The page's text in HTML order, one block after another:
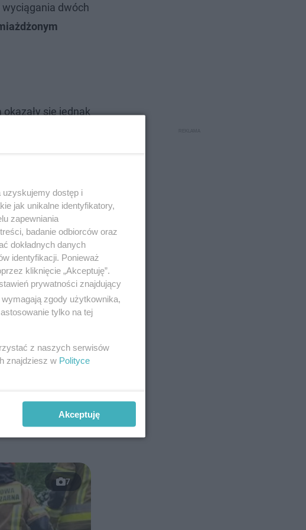
dwóch
się jednak
ślady
– przekazała
też do
7
uzyskujemy dostęp i
jak unikalne identyfikatory,
zapewniania
badanie odbiorców oraz
dokładnych danych
identyfikacji. Ponieważ
kliknięcie „Akceptuję”.
prywatności znajdujący
zgody użytkownika,
tylko na tej
z naszych serwisów
znajdziesz w Polityce
Akceptuję